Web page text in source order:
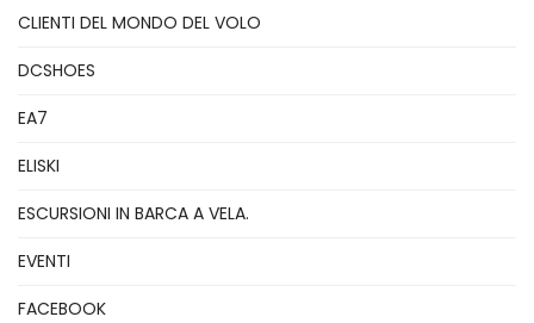
CLIENTI DEL MONDO DEL VOLO
DCSHOES
EA7
ELISKI
ESCURSIONI IN BARCA A VELA.
EVENTI
FACEBOOK